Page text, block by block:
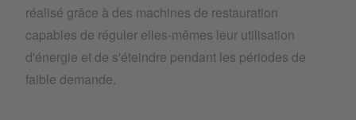
réalisé grâce à des machines de restauration
capables de réguler elles-mêmes leur utilisation
d'énergie et de s'éteindre pendant les périodes de
faible demande.